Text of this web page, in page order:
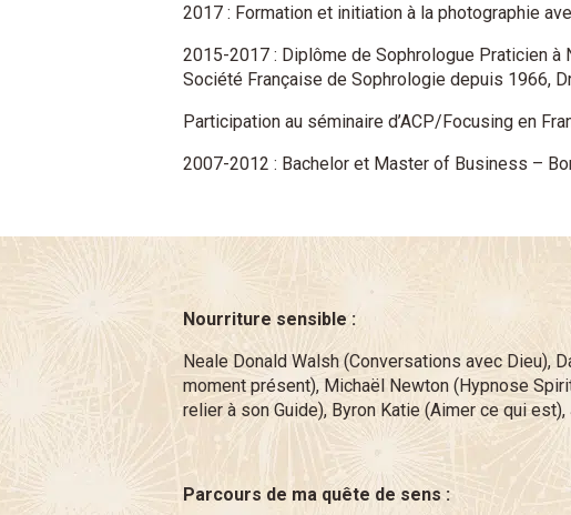
2017 : Formation et initiation à la photographie
2015-2017 : Diplôme de Sophrologue Praticien à
Société Française de Sophrologie depuis 1966,
Participation au séminaire d’ACP/Focusing en
2007-2012 : Bachelor et Master of Business –
Nourriture sensible :
Neale Donald Walsh (Conversations avec Dieu),
moment présent), Michaël Newton (Hypnose
relier à son Guide), Byron Katie (Aimer ce qui
Parcours de ma quête de sens :